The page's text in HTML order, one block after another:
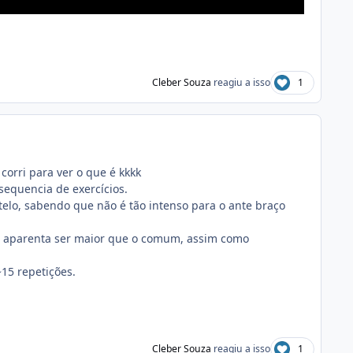
Cleber Souza reagiu a isso 1
para ver o que é kkkk
de exercícios.
sabendo que não é tão intenso para o ante braço
ser maior que o comum, assim como
repetições.
Cleber Souza reagiu a isso 1